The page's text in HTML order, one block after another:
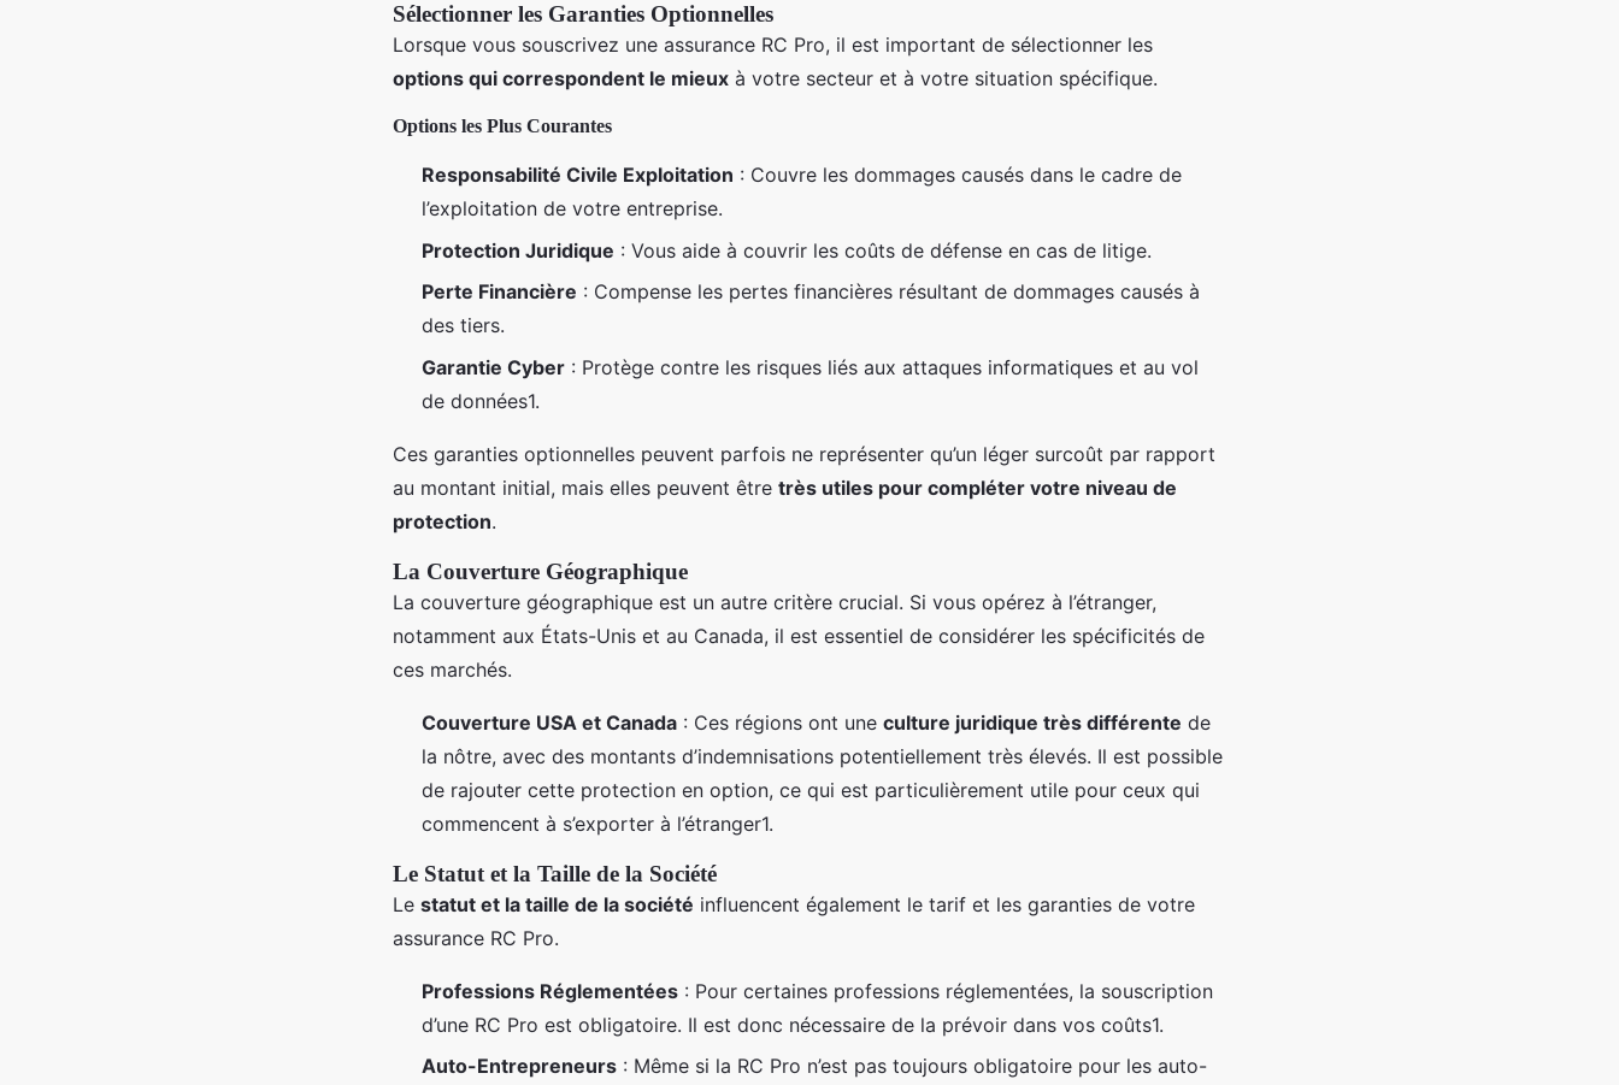
Sélectionner les Garanties Optionnelles
Lorsque vous souscrivez une assurance RC Pro, il est important de sélectionner les
options qui correspondent le mieux à votre secteur et à votre situation spécifique.
Options les Plus Courantes
Responsabilité Civile Exploitation : Couvre les dommages causés dans le cadre de
l’exploitation de votre entreprise.
Protection Juridique : Vous aide à couvrir les coûts de défense en cas de litige.
Perte Financière : Compense les pertes financières résultant de dommages causés à
des tiers.
Garantie Cyber : Protège contre les risques liés aux attaques informatiques et au vol
de données1.
Ces garanties optionnelles peuvent parfois ne représenter qu’un léger surcoût par rapport
au montant initial, mais elles peuvent être très utiles pour compléter votre niveau de
protection.
La Couverture Géographique
La couverture géographique est un autre critère crucial. Si vous opérez à l’étranger,
notamment aux États-Unis et au Canada, il est essentiel de considérer les spécificités de
ces marchés.
Couverture USA et Canada : Ces régions ont une culture juridique très différente de
la nôtre, avec des montants d’indemnisations potentiellement très élevés. Il est possible
de rajouter cette protection en option, ce qui est particulièrement utile pour ceux qui
commencent à s’exporter à l’étranger1.
Le Statut et la Taille de la Société
Le statut et la taille de la société influencent également le tarif et les garanties de votre
assurance RC Pro.
Professions Réglementées : Pour certaines professions réglementées, la souscription
d’une RC Pro est obligatoire. Il est donc nécessaire de la prévoir dans vos coûts1.
Auto-Entrepreneurs : Même si la RC Pro n’est pas toujours obligatoire pour les auto-